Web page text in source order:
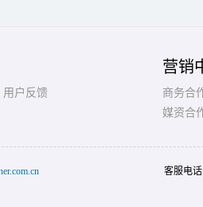
用户反馈
营销
商务合
媒资合
客服电